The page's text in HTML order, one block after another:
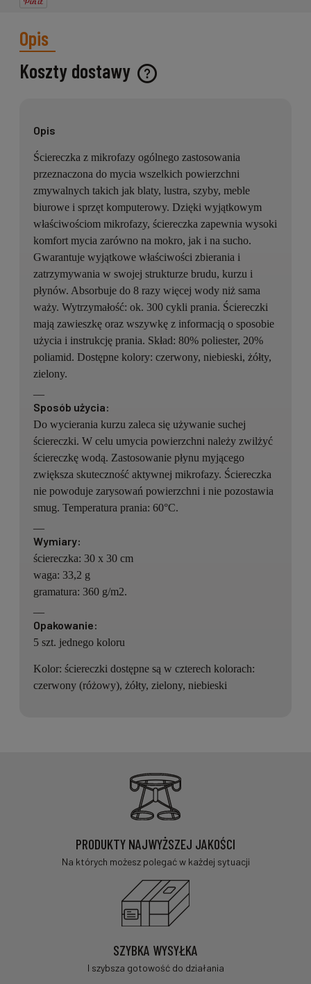
Opis
Koszty dostawy
Cena nie zawiera ewentualnych kosztów płatności
Opis
Ściereczka z mikrofazy ogólnego zastosowania
przeznaczona do mycia wszelkich powierzchni
zmywalnych takich jak blaty, lustra, szyby, meble
biurowe i sprzęt komputerowy. Dzięki wyjątkowym
właściwościom mikrofazy, ściereczka zapewnia wysoki
komfort mycia zarówno na mokro, jak i na sucho.
Gwarantuje wyjątkowe właściwości zbierania i
zatrzymywania w swojej strukturze brudu, kurzu i
płynów. Absorbuje do 8 razy więcej wody niż sama
waży. Wytrzymałość: ok. 300 cykli prania. Ściereczki
mają zawieszkę oraz wszywkę z informacją o sposobie
użycia i instrukcję prania. Skład: 80% poliester, 20%
poliamid. Dostępne kolory: czerwony, niebieski, żółty,
zielony.
Sposób użycia:
Do wycierania kurzu zaleca się używanie suchej
ściereczki. W celu umycia powierzchni należy zwilżyć
ściereczkę wodą. Zastosowanie płynu myjącego
zwiększa skuteczność aktywnej mikrofazy. Ściereczka
nie powoduje zarysowań powierzchni i nie pozostawia
smug. Temperatura prania: 60°C.
Wymiary:
ściereczka: 30 x 30 cm
waga: 33,2 g
gramatura: 360 g/m2.
Opakowanie:
5 szt. jednego koloru
Kolor: ściereczki dostępne są w czterech kolorach:
czerwony (różowy), żółty, zielony, niebieski
PRODUKTY NAJWYŻSZEJ JAKOŚCI
Na których możesz polegać w każdej sytuacji
SZYBKA WYSYŁKA
I szybsza gotowość do działania